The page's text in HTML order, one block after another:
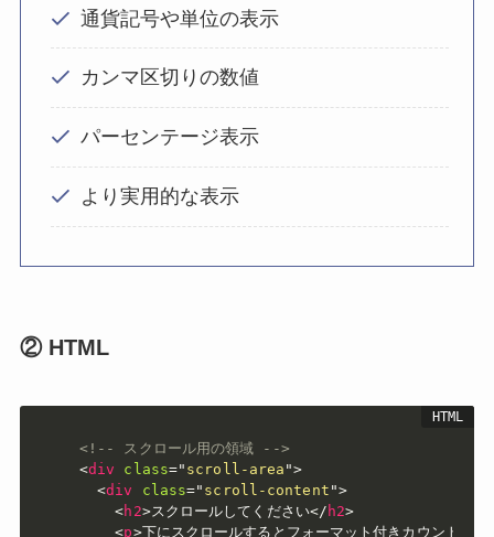
通貨記号や単位の表示
カンマ区切りの数値
パーセンテージ表示
より実用的な表示
② HTML
<!-- スクロール用の領域 -->
<div class=" scroll-area ">
<div class=" scroll-content ">
<h2>スクロールしてください</ h2>
<p>下にスクロールするとフォーマット付きカウントアッ